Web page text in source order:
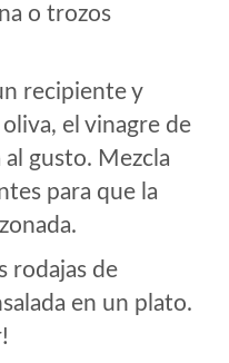
o trozos
recipiente y
el vinagre de
al gusto. Mezcla
para que la
rodajas de
en un plato.